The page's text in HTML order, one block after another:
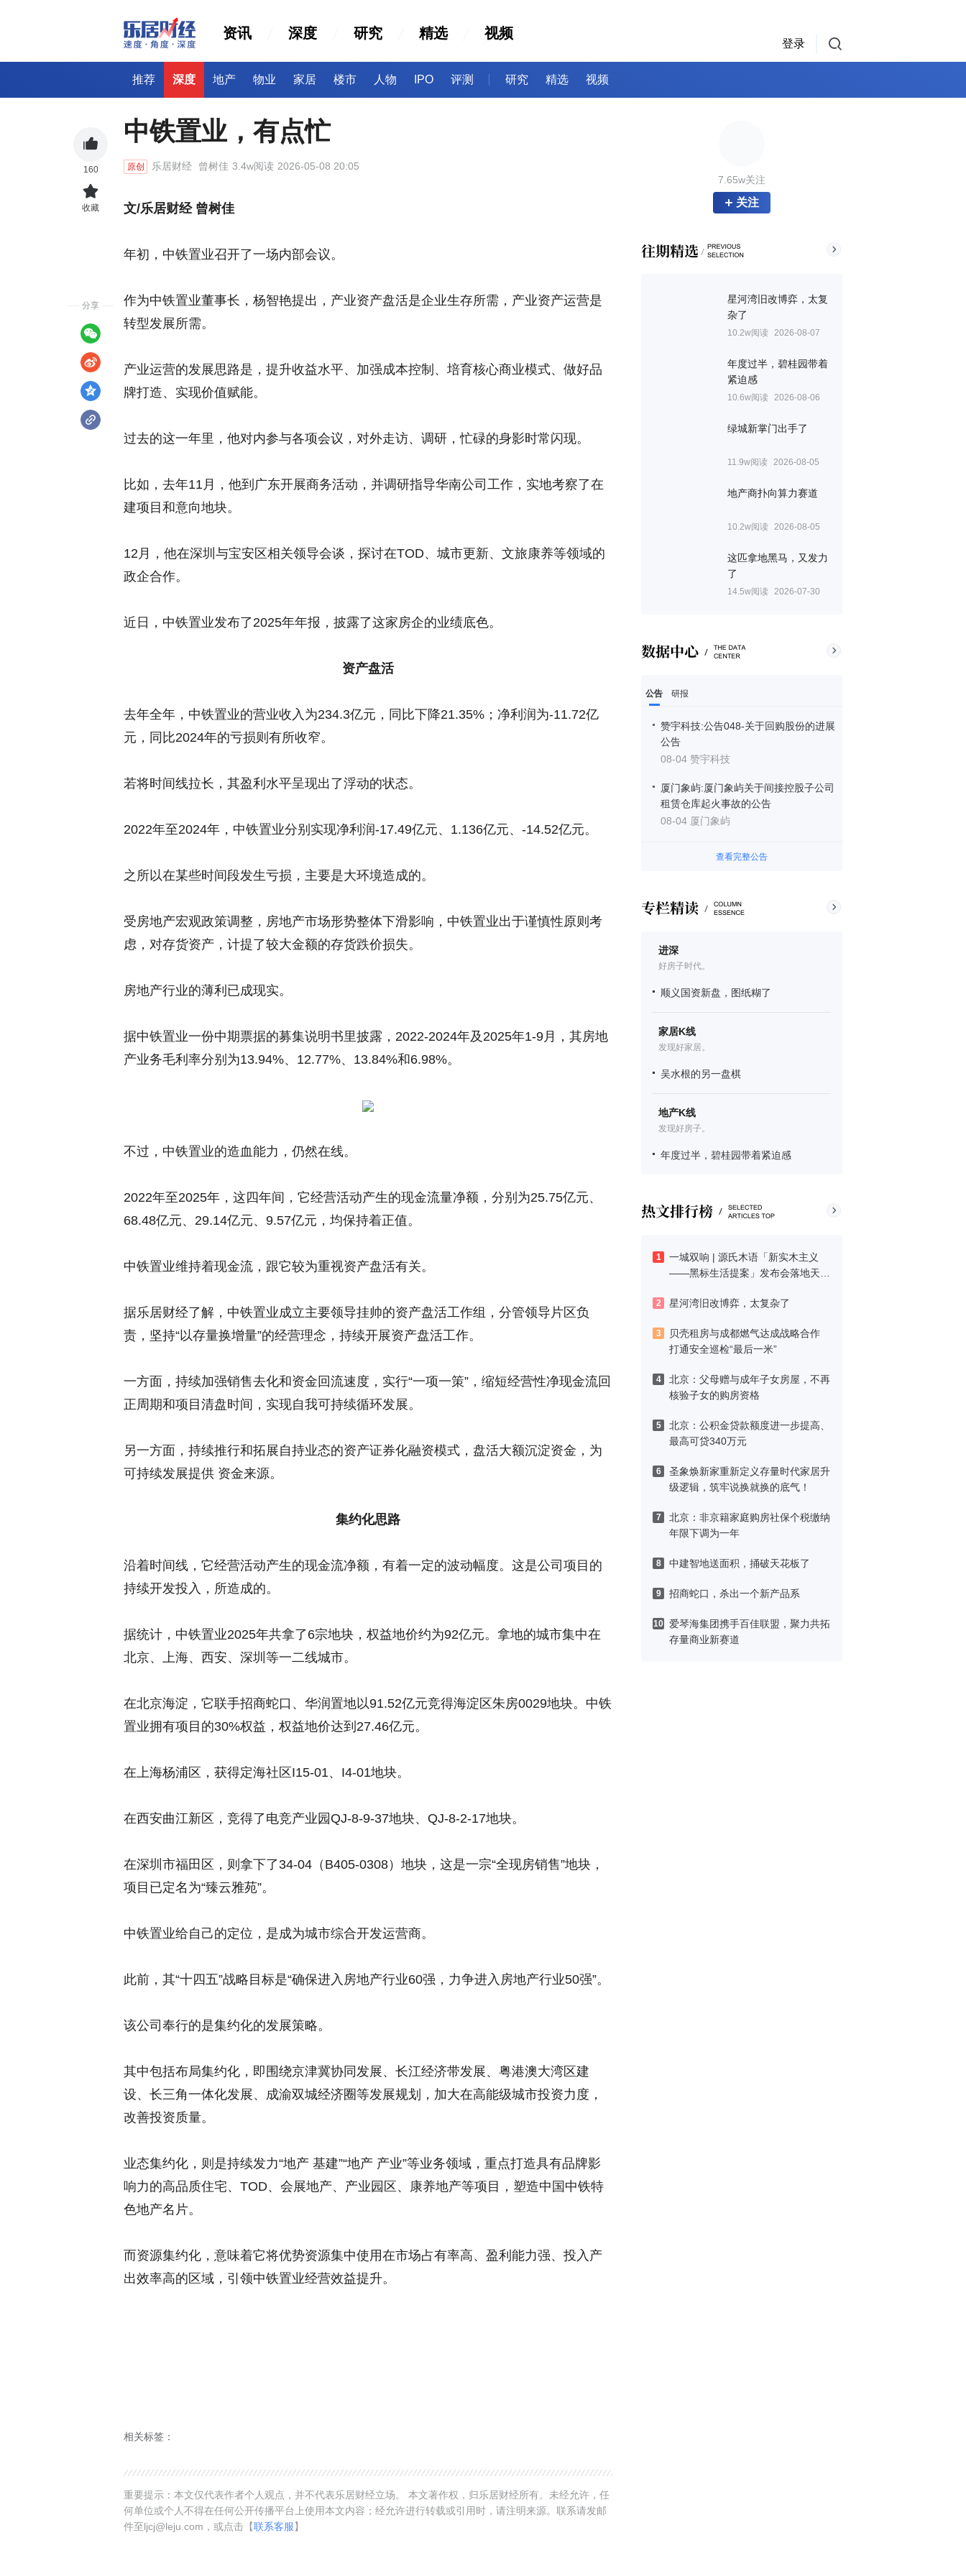
资讯 深度 研究 精选 视频
登录
推荐 深度 地产 物业 家居 楼市 人物 IPO 评测 研究 精选 视频
7.65w关注
关注
星河湾旧改博弈，太复
杂了
10.2w阅读 2026-08-07
年度过半，碧桂园带着
紧迫感
10.6w阅读 2026-08-06
绿城新掌门出手了
11.9w阅读 2026-08-05
地产商扑向算力赛道
10.2w阅读 2026-08-05
这匹拿地黑马，又发力
了
14.5w阅读 2026-07-30
公告 研报
赞宇科技:公告048-关于回购股份的进展
公告
08-04 赞宇科技
厦门象屿:厦门象屿关于间接控股子公司
租赁仓库起火事故的公告
08-04 厦门象屿
查看完整公告
进深
好房子时代。
顺义国资新盘，图纸糊了
家居K线
发现好家居。
吴水根的另一盘棋
地产K线
发现好房子。
年度过半，碧桂园带着紧迫感
1
一城双响 | 源氏木语「新实木主义
——黑标生活提案」发布会落地天
2 星河湾旧改博弈，太复杂了
3
贝壳租房与成都燃气达成战略合作
打通安全巡检“最后一米”
4
北京：父母赠与成年子女房屋，不再
核验子女的购房资格
5
北京：公积金贷款额度进一步提高、
最高可贷340万元
6
圣象焕新家重新定义存量时代家居升
级逻辑，筑牢说换就换的底气！
7
北京：非京籍家庭购房社保个税缴纳
年限下调为一年
8 中建智地送面积，捅破天花板了
9 招商蛇口，杀出一个新产品系
10
爱琴海集团携手百佳联盟，聚力共拓
存量商业新赛道
中铁置业，有点忙
原创 乐居财经 曾树佳 3.4w阅读 2026-05-08 20:05
文/乐居财经 曾树佳
年初，中铁置业召开了一场内部会议。
作为中铁置业董事长，杨智艳提出，产业资产盘活是企业生存所需，产业资产运营是
转型发展所需。
产业运营的发展思路是，提升收益水平、加强成本控制、培育核心商业模式、做好品
牌打造、实现价值赋能。
过去的这一年里，他对内参与各项会议，对外走访、调研，忙碌的身影时常闪现。
比如，去年11月，他到广东开展商务活动，并调研指导华南公司工作，实地考察了在
建项目和意向地块。
12月，他在深圳与宝安区相关领导会谈，探讨在TOD、城市更新、文旅康养等领域的
政企合作。
近日，中铁置业发布了2025年年报，披露了这家房企的业绩底色。
资产盘活
去年全年，中铁置业的营业收入为234.3亿元，同比下降21.35%；净利润为-11.72亿
元，同比2024年的亏损则有所收窄。
若将时间线拉长，其盈利水平呈现出了浮动的状态。
2022年至2024年，中铁置业分别实现净利润-17.49亿元、1.136亿元、-14.52亿元。
之所以在某些时间段发生亏损，主要是大环境造成的。
受房地产宏观政策调整，房地产市场形势整体下滑影响，中铁置业出于谨慎性原则考
虑，对存货资产，计提了较大金额的存货跌价损失。
房地产行业的薄利已成现实。
据中铁置业一份中期票据的募集说明书里披露，2022-2024年及2025年1-9月，其房地
产业务毛利率分别为13.94%、12.77%、13.84%和6.98%。
不过，中铁置业的造血能力，仍然在线。
2022年至2025年，这四年间，它经营活动产生的现金流量净额，分别为25.75亿元、
68.48亿元、29.14亿元、9.57亿元，均保持着正值。
中铁置业维持着现金流，跟它较为重视资产盘活有关。
据乐居财经了解，中铁置业成立主要领导挂帅的资产盘活工作组，分管领导片区负
责，坚持“以存量换增量”的经营理念，持续开展资产盘活工作。
一方面，持续加强销售去化和资金回流速度，实行“一项一策”，缩短经营性净现金流回
正周期和项目清盘时间，实现自我可持续循环发展。
另一方面，持续推行和拓展自持业态的资产证券化融资模式，盘活大额沉淀资金，为
可持续发展提供 资金来源。
集约化思路
沿着时间线，它经营活动产生的现金流净额，有着一定的波动幅度。这是公司项目的
持续开发投入，所造成的。
据统计，中铁置业2025年共拿了6宗地块，权益地价约为92亿元。拿地的城市集中在
北京、上海、西安、深圳等一二线城市。
在北京海淀，它联手招商蛇口、华润置地以91.52亿元竞得海淀区朱房0029地块。中铁
置业拥有项目的30%权益，权益地价达到27.46亿元。
在上海杨浦区，获得定海社区I15-01、I4-01地块。
在西安曲江新区，竞得了电竞产业园QJ-8-9-37地块、QJ-8-2-17地块。
在深圳市福田区，则拿下了34-04（B405-0308）地块，这是一宗“全现房销售”地块，
项目已定名为“臻云雅苑”。
中铁置业给自己的定位，是成为城市综合开发运营商。
此前，其“十四五”战略目标是“确保进入房地产行业60强，力争进入房地产行业50强”。
该公司奉行的是集约化的发展策略。
其中包括布局集约化，即围绕京津冀协同发展、长江经济带发展、粤港澳大湾区建
设、长三角一体化发展、成渝双城经济圈等发展规划，加大在高能级城市投资力度，
改善投资质量。
业态集约化，则是持续发力“地产 基建”“地产 产业”等业务领域，重点打造具有品牌影
响力的高品质住宅、TOD、会展地产、产业园区、康养地产等项目，塑造中国中铁特
色地产名片。
而资源集约化，意味着它将优势资源集中使用在市场占有率高、盈利能力强、投入产
出效率高的区域，引领中铁置业经营效益提升。
相关标签：
重要提示：本文仅代表作者个人观点，并不代表乐居财经立场。 本文著作权，归乐居财经所有。未经允许，任
何单位或个人不得在任何公开传播平台上使用本文内容；经允许进行转载或引用时，请注明来源。联系请发邮
件至ljcj@leju.com，或点击【联系客服】
160
收藏
分享